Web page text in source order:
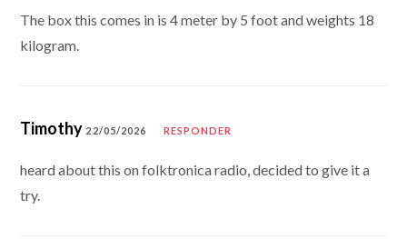
The box this comes in is 4 meter by 5 foot and weights 18
kilogram.
Timothy 22/05/2026 RESPONDER
heard about this on folktronica radio, decided to give it a
try.